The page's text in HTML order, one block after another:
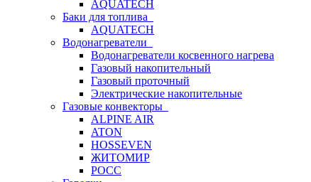
AQUATECH
Баки для топлива
AQUATECH
Водонагреватели
Водонагреватели косвенного нагрева
Газовый накопительный
Газовый проточный
Электрические накопительные
Газовые конвекторы
ALPINE AIR
ATON
HOSSEVEN
ЖИТОМИР
РОСС